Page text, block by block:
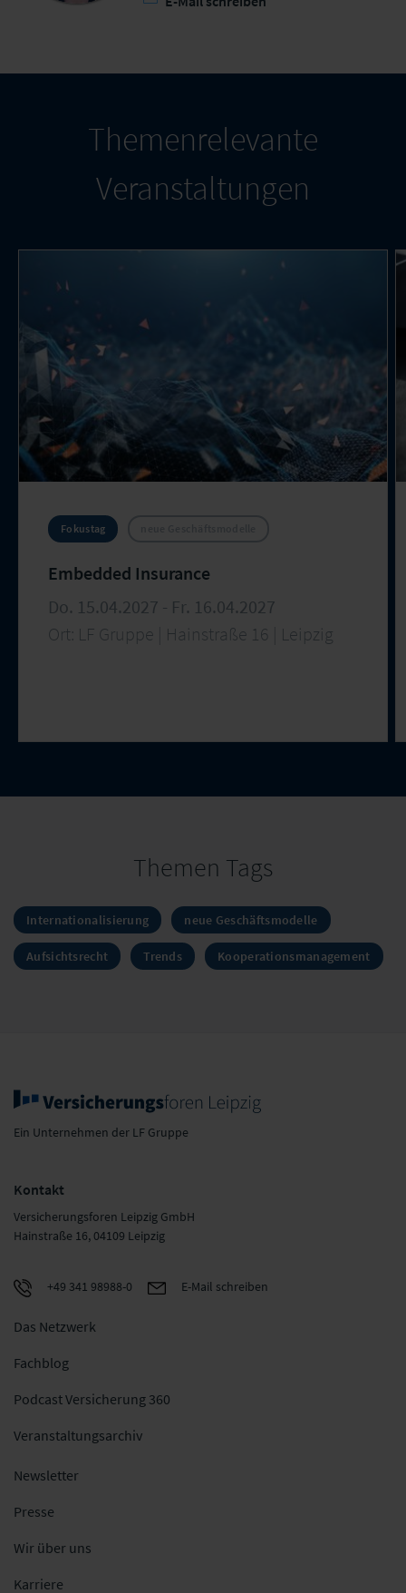
Themenrelevante
Veranstaltungen
Fokustag
Embedded Insurance
Do. 15.04.2027 - Fr. 16.04.2027
Ort: LF Gruppe | Hainstraße 16 | Leipzig
Themen Tags
Internationalisierung neue Geschäftsmodelle
Aufsichtsrecht Trends Kooperationsmanagement
Ein Unternehmen der LF Gruppe
Kontakt
Versicherungsforen Leipzig GmbH
Hainstraße 16, 04109 Leipzig
+49 341 98988-0 E-Mail schreiben
Das Netzwerk
Fachblog
Podcast Versicherung 360
Veranstaltungsarchiv
Newsletter
Presse
Wir über uns
Karriere